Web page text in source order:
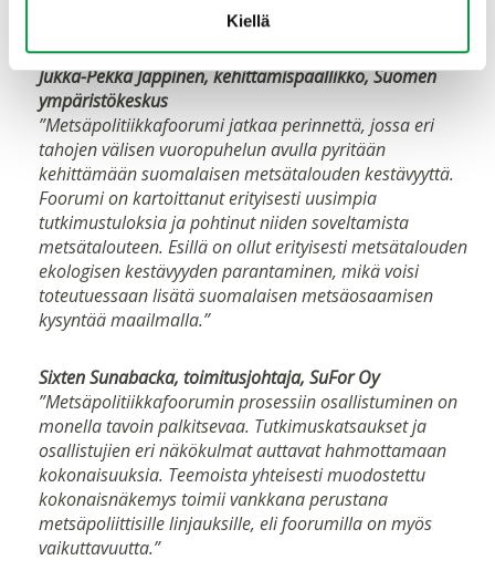
Kiellä
Metsämiesten Säätiöltä lähivuosiksi.”
Jukka-Pekka Jäppinen, kehittämispäällikkö, Suomen
ympäristökeskus
”Metsäpolitiikkafoorumi jatkaa perinnettä, jossa eri
tahojen välisen vuoropuhelun avulla pyritään
kehittämään suomalaisen metsätalouden kestävyyttä.
Foorumi on kartoittanut erityisesti uusimpia
tutkimustuloksia ja pohtinut niiden soveltamista
metsätalouteen. Esillä on ollut erityisesti metsätalouden
ekologisen kestävyyden parantaminen, mikä voisi
toteutuessaan lisätä suomalaisen metsäosaamisen
kysyntää maailmalla.”
Sixten Sunabacka, toimitusjohtaja, SuFor Oy
”Metsäpolitiikkafoorumin prosessiin osallistuminen on
monella tavoin palkitsevaa. Tutkimuskatsaukset ja
osallistujien eri näkökulmat auttavat hahmottamaan
kokonaisuuksia. Teemoista yhteisesti muodostettu
kokonaisnäkemys toimii vankkana perustana
metsäpoliittisille linjauksille, eli foorumilla on myös
vaikuttavuutta.”